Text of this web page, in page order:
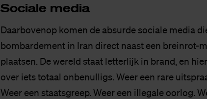
So­ci­a­le me­dia
Daarbovenop komen de absurde sociale media
bombardement in Iran direct naast een breinrot-
plaatsen. De wereld staat letterlijk in brand, en
over iets totaal onbenulligs. Weer een rare
Weer een staatsgreep. Weer een illegale oorlog.